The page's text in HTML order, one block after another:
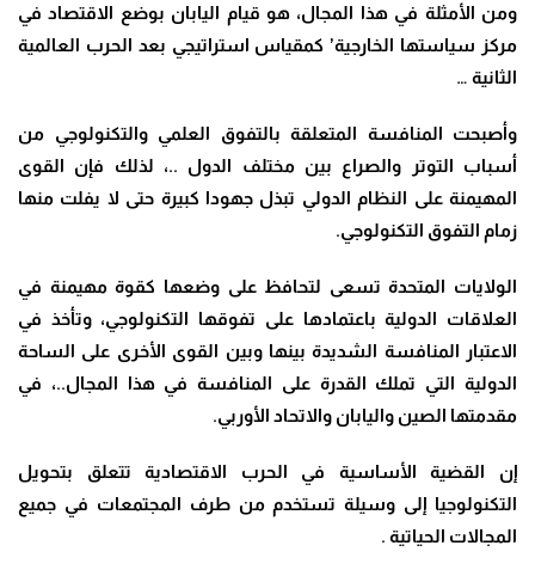
ومن الأمثلة في هذا المجال، هو قيام اليابان بوضع الاقتصاد في
مركز سياستها الخارجية’ كمقياس استراتيجي بعد الحرب العالمية
الثانية …
وأصبحت المنافسة المتعلقة بالتفوق العلمي والتكنولوجي من
أسباب التوتر والصراع بين مختلف الدول ..، لذلك فإن القوى
المهيمنة على النظام الدولي تبذل جهودا كبيرة حتى لا يفلت منها
زمام التفوق التكنولوجي.
الولايات المتحدة تسعى لتحافظ على وضعها كقوة مهيمنة في
العلاقات الدولية باعتمادها على تفوقها التكنولوجي، وتأخذ في
الاعتبار المنافسة الشديدة بينها وبين القوى الأخرى على الساحة
الدولية التي تملك القدرة على المنافسة في هذا المجال..، في
مقدمتها الصين واليابان والاتحاد الأوربي.
إن القضية الأساسية في الحرب الاقتصادية تتعلق بتحويل
التكنولوجيا إلى وسيلة تستخدم من طرف المجتمعات في جميع
المجالات الحياتية .